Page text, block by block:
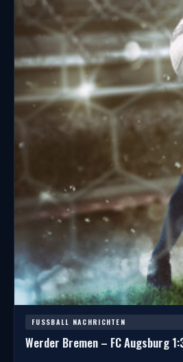
FUSSBALL NACHRICHTEN
Werder Bremen – FC Augsburg